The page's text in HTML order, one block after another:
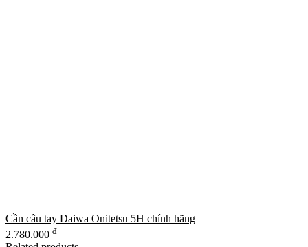
Cần câu tay Daiwa Onitetsu 5H chính hãng
2.780.000 đ